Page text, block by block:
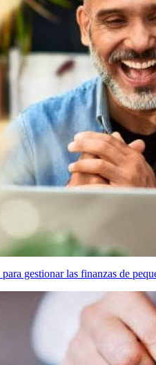
gestionar las finanzas de